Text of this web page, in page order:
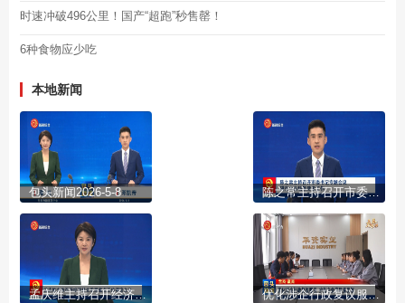
时速冲破496公里！国产“超跑”秒售罄！
6种食物应少吃
本地新闻
包头新闻2026-5-8 陈之常主持召开市委书记专题会议 研究全市场景建设工作
孟庆维主持召开经济社会发展重点工作调度会议 优化涉企行政复议服务 护航企业高质量发展